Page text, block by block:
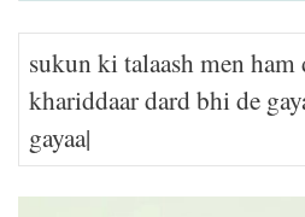
sukun ki talaash men
khariddaar dard bhi de
gayaa|